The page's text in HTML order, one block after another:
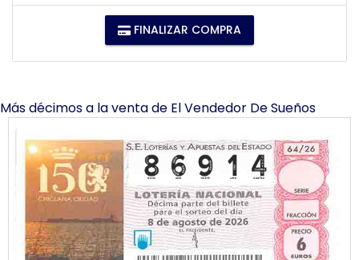
FINALIZAR COMPRA
Más décimos a la venta de El Vendedor De Sueños